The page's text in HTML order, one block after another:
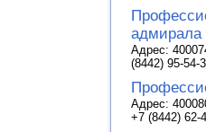
адмирала
Адрес:
(8442) 95-54-
Адрес:
+7 (8442) 62-